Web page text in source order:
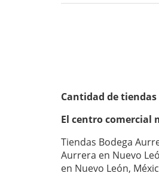
Cantidad de
El centro comercial
Tiendas Bodega
Aurrera en Nuevo
en Nuevo León,